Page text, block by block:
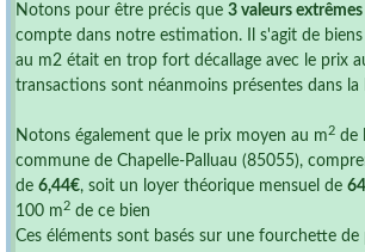
Notons pour être précis que 3 valeurs extrêmes
compte dans notre estimation. Il s'agit de
au m2 était en trop fort décallage avec le prix
transactions sont néanmoins présentes dans la
Notons également que le prix moyen au m 2 de
commune de Chapelle-Palluau (85055),
de 6,44€, soit un loyer théorique mensuel de
100 m 2 de ce bien
Ces éléments sont basés sur une fourchette